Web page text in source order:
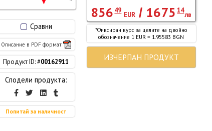
Сравни
Описание в PDF формат
Продукт ID: #00162911
Сподели продукта:
Попитай за наличност
856 49
EUR / 1675 14
лв
*Фиксиран курс за целите на двойно
обозначение 1 EUR = 1.95583 BGN
ИЗЧЕРПАН ПРОДУКТ